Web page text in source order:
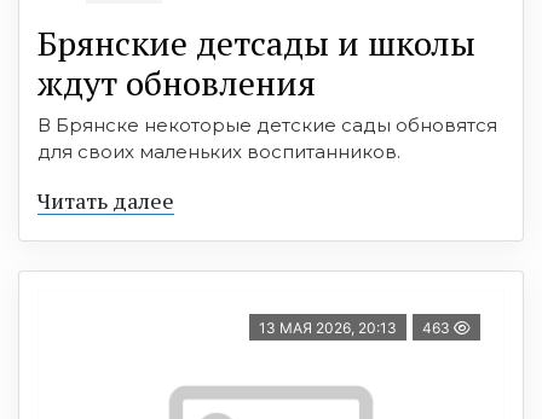
Брянские детсады и школы
ждут обновления
В Брянске некоторые детские сады обновятся
для своих маленьких воспитанников.
Читать далее
13 МАЯ 2026, 20:13 463